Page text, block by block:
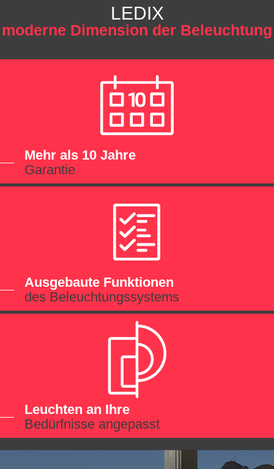
LEDIX
moderne Dimension der Beleuchtung
Mehr als 10 Jahre
Garantie
Ausgebaute Funktionen
des Beleuchtungssystems
Leuchten an Ihre
Bedürfnisse angepasst